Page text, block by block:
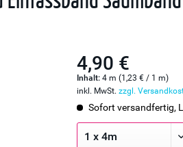
4,90 €
Inhalt:4 m (1,23 € / 1 m)
inkl. MwSt.zzgl.
Sofort versandfertig,